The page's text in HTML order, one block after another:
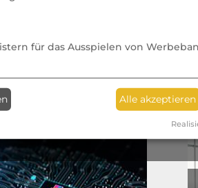
für das Ausspielen von
Alle akzeptieren